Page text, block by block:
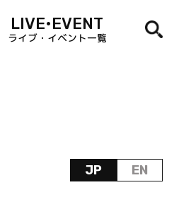
LIVE•EVENT
ライブ・イベント一覧
JP EN